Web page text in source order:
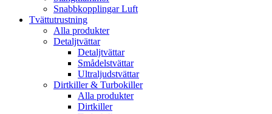
Snabbkopplingar Luft
Tvättutrustning
Alla produkter
Detaljtvättar
Detaljtvättar
Smådelstvättar
Ultraljudstvättar
Dirtkiller & Turbokiller
Alla produkter
Dirtkiller